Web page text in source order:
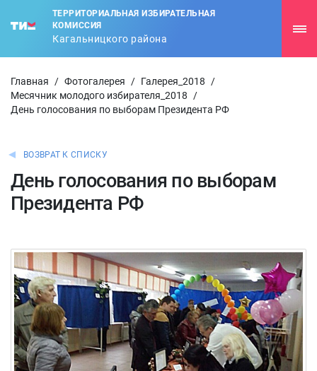
ТЕРРИТОРИАЛЬНАЯ ИЗБИРАТЕЛЬНАЯ
КОМИССИЯ
Кагальницкого района
Главная / Фотогалерея / Галерея_2018
/
Месячник молодого избирателя_2018
/
День голосования по выборам Президента РФ
ВОЗВРАТ К СПИСКУ
День голосования по выборам
Президента РФ